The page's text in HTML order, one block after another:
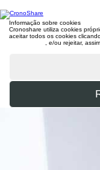
Informação sobre cookies
Cronoshare utiliza cookies
aceitar todos os cookies
, e/ou rejeitar,